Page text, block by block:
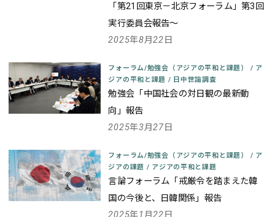
「第21回東京－北京フォーラム」第3回
実行委員会報告～
2025年8月22日
フォーラム/勉強会（アジアの平和と課題） / ア
ジアの平和と課題 / 日中世論調査
勉強会「中国社会の対日観の最新動
向」報告
2025年3月27日
フォーラム/勉強会（アジアの平和と課題） / ア
ジアの課題 / アジアの平和と課題
言論フォーラム「戒厳令を踏まえた韓
国の今後と、日韓関係」報告
2025年1月22日